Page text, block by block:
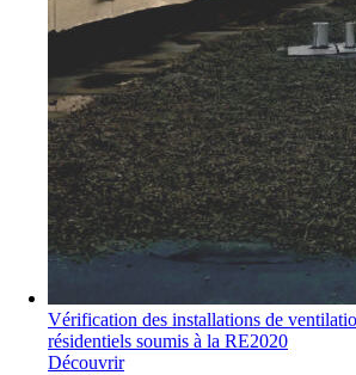
Vérification des installations de
résidentiels soumis à la RE2020
Découvrir